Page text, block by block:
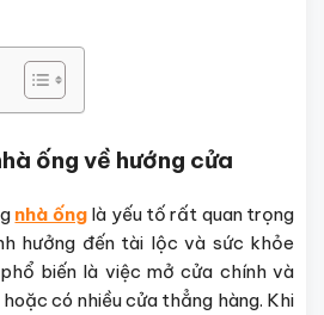
ống về hướng cửa
nhà ốnglà yếu tố rất quan trọng
hưởng đến tài lộc và sức khỏe
biến là việc mở cửa chính và
có nhiều cửa thẳng hàng. Khi